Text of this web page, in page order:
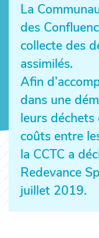
La
des
collecte des
assimilés.
Afin
dans une
leurs
coûts entre
la CCTC a
Redevance
juillet 2019.